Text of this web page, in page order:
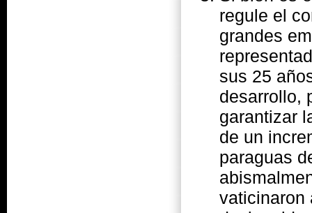
regule el
grandes
sus 25
desarrollo,
garantizar
de un
paraguas
vaticinaron